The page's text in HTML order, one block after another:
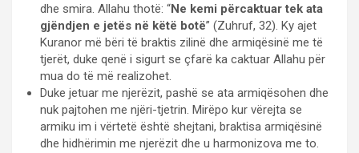
dhe smira. Allahu thotë: “Ne kemi përcaktuar tek ata
gjëndjen e jetës në këtë botë” (Zuhruf, 32). Ky ajet
Kuranor më bëri të braktis zilinë dhe armiqësinë me të
tjerët, duke qenë i sigurt se çfarë ka caktuar Allahu për
mua do të më realizohet.
Duke jetuar me njerëzit, pashë se ata armiqësohen dhe
nuk pajtohen me njëri-tjetrin. Mirëpo kur vërejta se
armiku im i vërtetë është shejtani, braktisa armiqësinë
dhe hidhërimin me njerëzit dhe u harmonizova me to.